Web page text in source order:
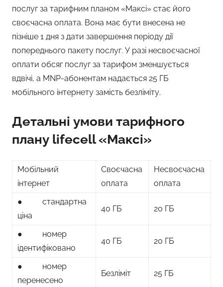
послуг за тарифним планом «Максі» стає його
своєчасна оплата. Вона має бути внесена не
пізніше 1 дня з дати завершення періоду дії
попереднього пакету послуг. У разі несвоєчасної
оплати обсяг послуг за тарифом зменшується
вдвічі, а MNP-абонентам надається 25 ГБ
мобільного інтернету замість безліміту.
Детальні умови тарифного
плану lifecell «Максі»
Мобільний
інтернет
Своєчасна
оплата
Несвоєчасна
оплата
● стандартна
ціна
40 ГБ 20 ГБ
● номер
ідентифіковано
40 ГБ 20 ГБ
● номер
перенесено
Безліміт 25 ГБ